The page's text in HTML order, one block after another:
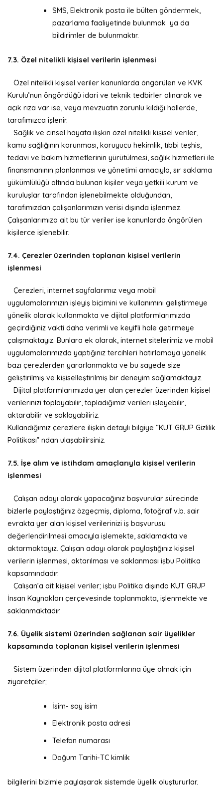
SMS, Elektronik posta ile bülten göndermek,
pazarlama faaliyetinde bulunmak ya da
bildirimler de bulunmaktır.
7.3. Özel nitelikli kişisel verilerin işlenmesi
Özel nitelikli kişisel veriler kanunlarda öngörülen ve KVK
Kurulu’nun öngördüğü idari ve teknik tedbirler alınarak ve
açık rıza var ise, veya mevzuatın zorunlu kıldığı hallerde,
tarafımızca işlenir.
Sağlık ve cinsel hayata ilişkin özel nitelikli kişisel veriler,
kamu sağlığının korunması, koruyucu hekimlik, tıbbi teşhis,
tedavi ve bakım hizmetlerinin yürütülmesi, sağlık hizmetleri ile
finansmanının planlanması ve yönetimi amacıyla, sır saklama
yükümlülüğü altında bulunan kişiler veya yetkili kurum ve
kuruluşlar tarafından işlenebilmekte olduğundan,
tarafımızdan çalışanlarımızın verisi dışında işlenmez.
Çalışanlarımıza ait bu tür veriler ise kanunlarda öngörülen
kişilerce işlenebilir.
7.4. Çerezler üzerinden toplanan kişisel verilerin
işlenmesi
Çerezleri, internet sayfalarımız veya mobil
uygulamalarımızın işleyiş biçimini ve kullanımını geliştirmeye
yönelik olarak kullanmakta ve dijital platformlarımızda
geçirdiğiniz vakti daha verimli ve keyifli hale getirmeye
çalışmaktayız. Bunlara ek olarak, internet sitelerimiz ve mobil
uygulamalarımızda yaptığınız tercihleri hatırlamaya yönelik
bazı çerezlerden yararlanmakta ve bu sayede size
geliştirilmiş ve kişiselleştirilmiş bir deneyim sağlamaktayız.
Dijital platformlarımızda yer alan çerezler üzerinden kişisel
verilerinizi toplayabilir, topladığımız verileri işleyebilir,
aktarabilir ve saklayabiliriz.
Kullandığımız çerezlere ilişkin detaylı bilgiye “KUT GRUP Gizlilik
Politikası” ndan ulaşabilirsiniz.
7.5. İşe alım ve istihdam amaçlarıyla kişisel verilerin
işlenmesi
Çalışan adayı olarak yapacağınız başvurular sürecinde
bizlerle paylaştığınız özgeçmiş, diploma, fotoğraf v.b. sair
evrakta yer alan kişisel verilerinizi iş başvurusu
değerlendirilmesi amacıyla işlemekte, saklamakta ve
aktarmaktayız. Çalışan adayı olarak paylaştığınız kişisel
verilerin işlenmesi, aktarılması ve saklanması işbu Politika
kapsamındadır.
Çalışan’a ait kişisel veriler; işbu Politika dışında KUT GRUP
İnsan Kaynakları çerçevesinde toplanmakta, işlenmekte ve
saklanmaktadır.
7.6. Üyelik sistemi üzerinden sağlanan sair üyelikler
kapsamında toplanan kişisel verilerin işlenmesi
Sistem üzerinden dijital platformlarına üye olmak için
ziyaretçiler;
İsim- soy isim
Elektronik posta adresi
Telefon numarası
Doğum Tarihi-TC kimlik
bilgilerini bizimle paylaşarak sistemde üyelik oluştururlar.